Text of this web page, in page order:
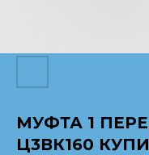
МУФТА 1
Ц3ВК160